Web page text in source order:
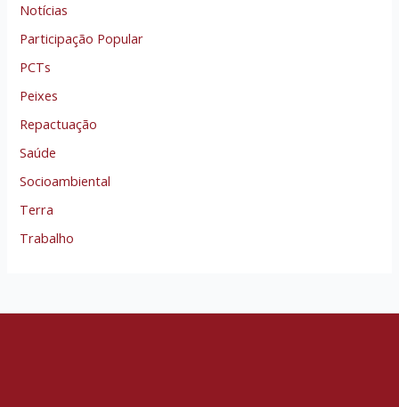
Notícias
Participação Popular
PCTs
Peixes
Repactuação
Saúde
Socioambiental
Terra
Trabalho